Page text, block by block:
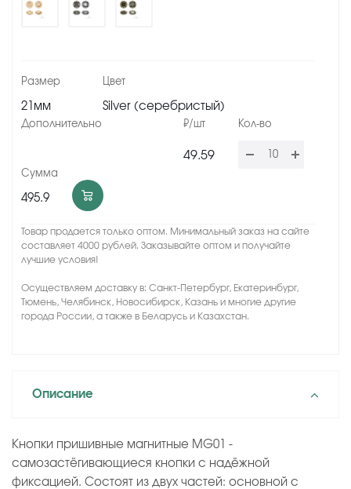
21мм Silver (серебристый)
49.59
495.9
Товар продается только оптом. Минимальный заказ на сайте
составляет 4000 рублей. Заказывайте оптом и получайте
лучшие условия!
Осуществляем доставку в: Санкт-Петербург, Екатеринбург,
Тюмень, Челябинск, Новосибирск, Казань и многие другие
города России, а также в Беларусь и Казахстан.
Описание
Кнопки пришивные магнитные MG01 -
cамозастёгивающиеся кнопки с надёжной
фиксацией. Состоят из двух частей: основной с